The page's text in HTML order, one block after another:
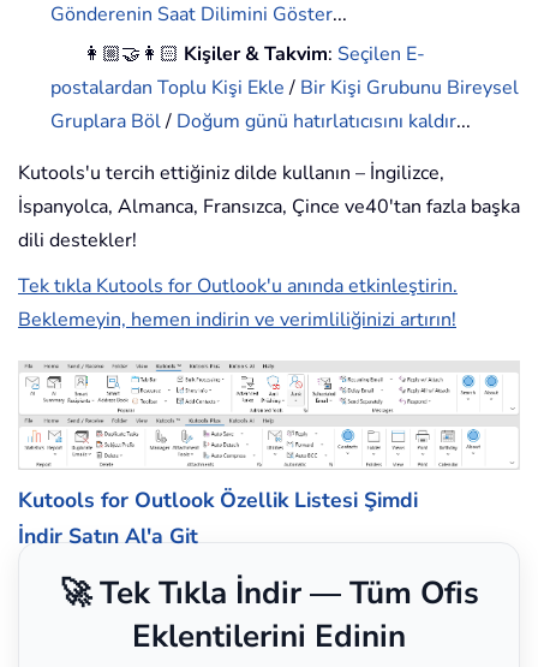
Gönderenin Saat Dilimini Göster...
👩🏼‍🤝‍👩🏻 Kişiler & Takvim: Seçilen E-
postalardan Toplu Kişi Ekle/ Bir Kişi Grubunu Bireysel
Gruplara Böl/ Doğum günü hatırlatıcısını kaldır...
Kutools'u tercih ettiğiniz dilde kullanın – İngilizce,
İspanyolca, Almanca, Fransızca, Çince ve40'tan fazla başka
dili destekler!
Tek tıkla Kutools for Outlook'u anında etkinleştirin.
Beklemeyin, hemen indirin ve verimliliğinizi artırın!
Kutools for Outlook Özellik Listesi Şimdi
İndir Satın Al'a Git
🚀 Tek Tıkla İndir — Tüm Ofis
Eklentilerini Edinin